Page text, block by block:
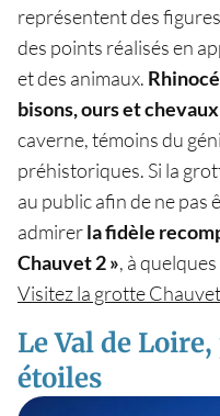
représentent des
des points réalisés en
et des animaux.
bisons, ours et chevaux
caverne, témoins du
préhistoriques. Si la
au public afin de ne pas
admirerla fidèle
Chauvet 2 », à
Visitez la grotte
Le Val de
étoiles